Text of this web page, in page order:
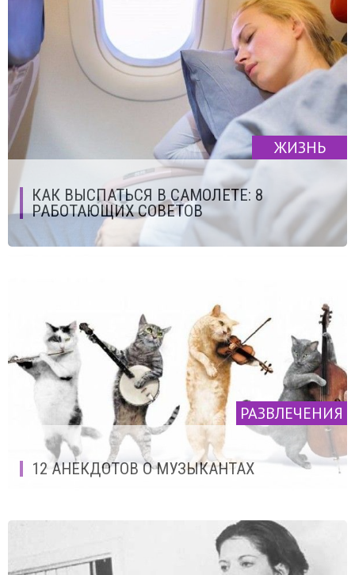
ЖИЗНЬ
КАК ВЫСПАТЬСЯ В САМОЛЕТЕ: 8
РАБОТАЮЩИХ СОВЕТОВ
РАЗВЛЕЧЕНИЯ
12 АНЕКДОТОВ О МУЗЫКАНТАХ